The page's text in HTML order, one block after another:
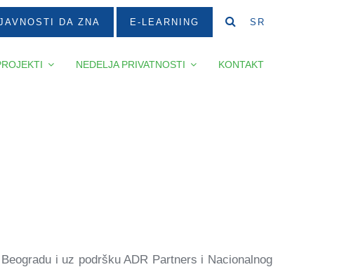
DA ZNA E-LEARNING SR
NEDELJA PRIVATNOSTI KONTAKT
i uz podršku ADR Partners i Nacionalnog